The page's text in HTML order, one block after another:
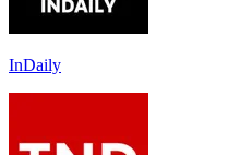
InDaily